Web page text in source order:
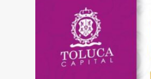
DE
CLUBES
EN
QATAR
2021